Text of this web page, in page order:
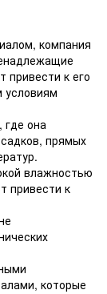
компания
привести к его
где она
прямых
влажностью
привести к
которые